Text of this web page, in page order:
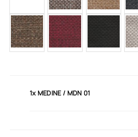
1xMEDINE / MDN 01